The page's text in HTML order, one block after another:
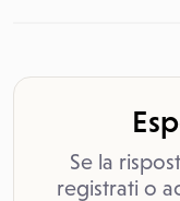
Se la
registrati o